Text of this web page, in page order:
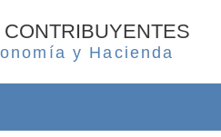
y Hacienda